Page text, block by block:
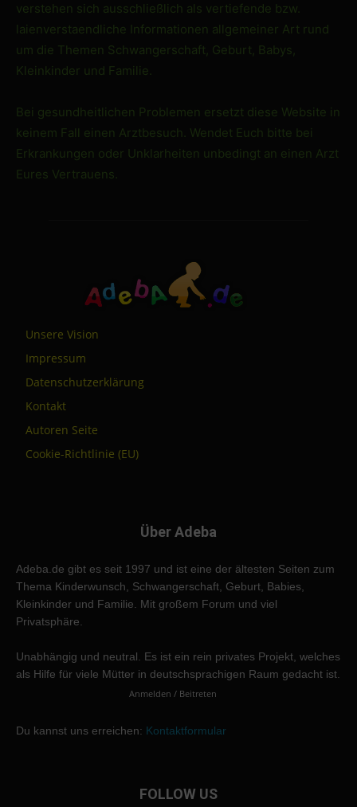
verstehen sich ausschließlich als vertiefende bzw.
laienverstaendliche Informationen allgemeiner Art rund
um die Themen Schwangerschaft, Geburt, Babys,
Kleinkinder und Familie.
Bei gesundheitlichen Problemen ersetzt diese Website in
keinem Fall einen Arztbesuch. Wendet Euch bitte bei
Erkrankungen oder Unklarheiten unbedingt an einen Arzt
Eures Vertrauens.
Unsere Vision
Impressum
Datenschutzerklärung
Kontakt
Autoren Seite
Cookie-Richtlinie (EU)
Über Adeba
Adeba.de gibt es seit 1997 und ist eine der ältesten Seiten zum
Thema Kinderwunsch, Schwangerschaft, Geburt, Babies,
Kleinkinder und Familie. Mit großem Forum und viel
Privatsphäre.
Unabhängig und neutral. Es ist ein rein privates Projekt, welches
als Hilfe für viele Mütter in deutschsprachigen Raum gedacht ist.
Anmelden / Beitreten
Du kannst uns erreichen: Kontaktformular
FOLLOW US